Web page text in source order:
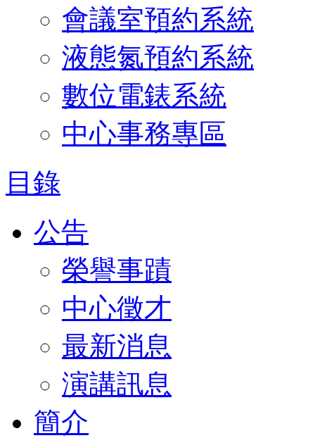
會議室預約系統
液態氮預約系統
數位電錶系統
中心事務專區
目錄
公告
榮譽事蹟
中心徵才
最新消息
演講訊息
簡介